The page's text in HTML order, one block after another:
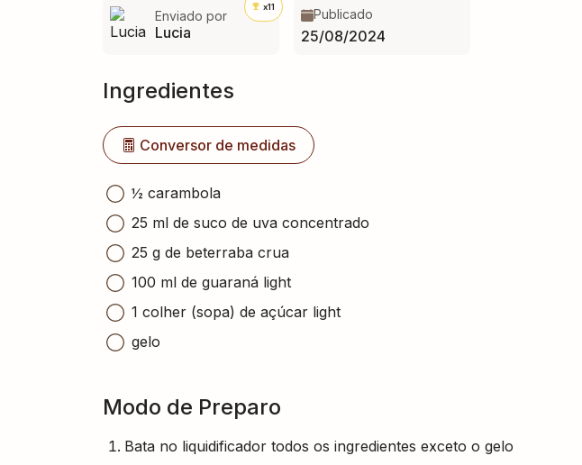
Enviado por
Lucia
x11 Publicado
25/08/2024
Ingredientes
Conversor de medidas
½ carambola
25 ml de suco de uva concentrado
25 g de beterraba crua
100 ml de guaraná light
1 colher (sopa) de açúcar light
gelo
Modo de Preparo
Bata no liquidificador todos os ingredientes exceto o gelo